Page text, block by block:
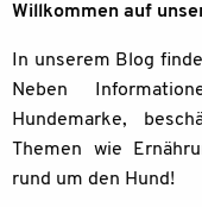
Willkommen auf
In unserem Blog
Neben
Hundemarke,
Themen wie
rund um den Hund!